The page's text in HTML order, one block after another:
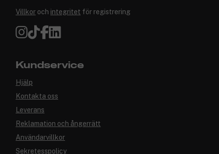
Villkor och integritet för registrering
Kundservice
Hjälp
Kontakta oss
Leverans
Reklamation och ångerrätt
Användarvillkor
Sekretesspolicy